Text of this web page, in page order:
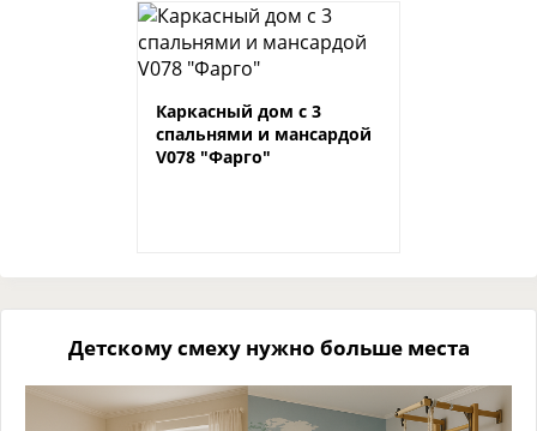
Каркасный дом с 3
спальнями и мансардой
V078 "Фарго"
Детскому смеху нужно больше места